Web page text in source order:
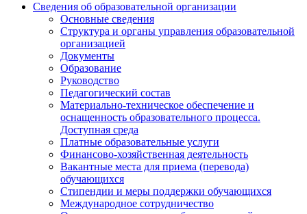
Сведения об образовательной организации
Основные сведения
Структура и органы управления образовательной
организацией
Документы
Образование
Руководство
Педагогический состав
Материально-техническое обеспечение и
оснащенность образовательного процесса.
Доступная среда
Платные образовательные услуги
Финансово-хозяйственная деятельность
Вакантные места для приема (перевода)
обучающихся
Стипендии и меры поддержки обучающихся
Международное сотрудничество